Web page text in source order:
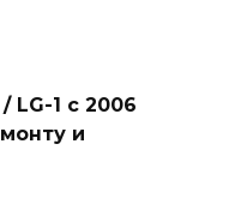
/ LG-1 с 2006
и